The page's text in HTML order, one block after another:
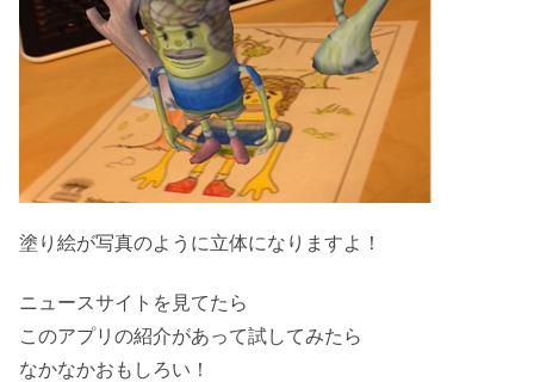
塗り絵が写真のように立体になりますよ！
ニュースサイトを見てたら
このアプリの紹介があって試してみたら
なかなかおもしろい！